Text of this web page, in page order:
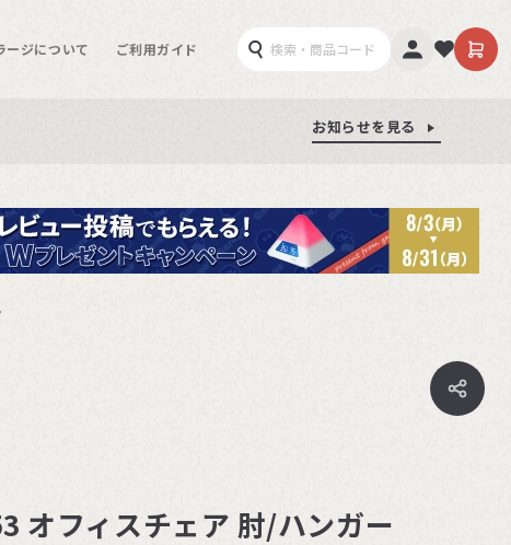
ージについて ご利用ガイド
お知らせを見る
お知らせを見る
お知らせを見る
オフィスチェア 肘/ハンガー